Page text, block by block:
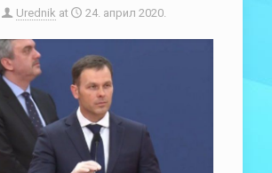
Urednik at 24. април 2020.